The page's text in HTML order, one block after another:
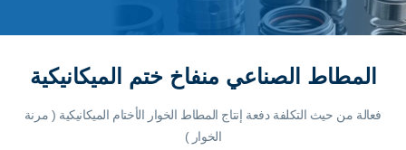
المطاط الصناعي منفاخ ختم الميكانيكية
فعالة من حيث التكلفة دفعة إنتاج المطاط الخوار الأختام الميكانيكية ( مرنة
الخوار )